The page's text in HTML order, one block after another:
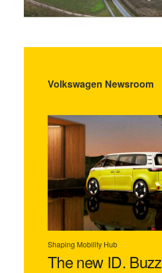
Volkswagen Newsroom
Shaping Mobility Hub
The new ID. Buzz